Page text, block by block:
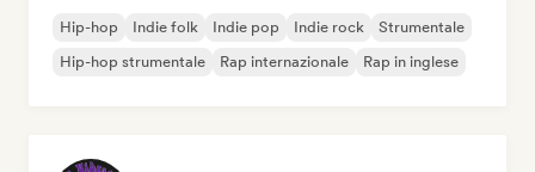
Hip-hop Indie folk Indie pop Indie rock
Strumentale
Hip-hop strumentale
Rap internazionale Rap in inglese